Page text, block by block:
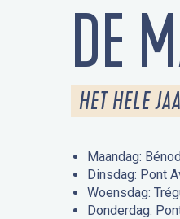
DE
HET HELE
Maandag:
Dinsdag: Pont
Woensdag:
Donderdag: